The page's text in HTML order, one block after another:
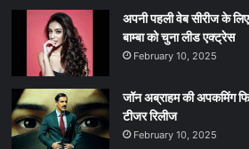
अपनी पहली वेब सीरीज के
बाम्‍बा को चुना लीड एक्‍ट्रेस
February 10, 2025
जॉन अब्राहम की अपकमिंग
टीजर रिलीज
February 10, 2025